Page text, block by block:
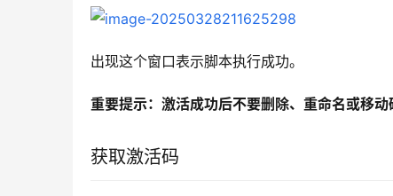
出现这个窗口表示脚本执行成功。
重要提示：激活成功后不要删除、重命名或移
获取激活码